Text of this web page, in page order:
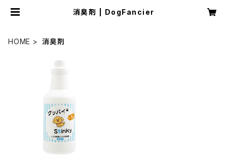
消臭剤 | DogFancier
HOME 消臭剤